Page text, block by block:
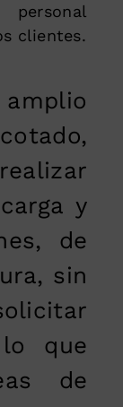
clientes.
y
de
sin
que
de